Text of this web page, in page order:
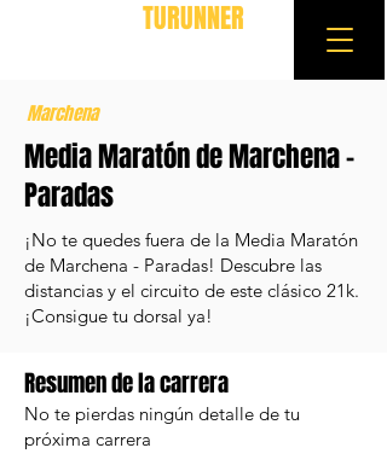
TURUNNER
Marchena
Media Maratón de Marchena -
Paradas
¡No te quedes fuera de la Media Maratón
de Marchena - Paradas! Descubre las
distancias y el circuito de este clásico 21k.
¡Consigue tu dorsal ya!
Resumen de la carrera
No te pierdas ningún detalle de tu
próxima carrera